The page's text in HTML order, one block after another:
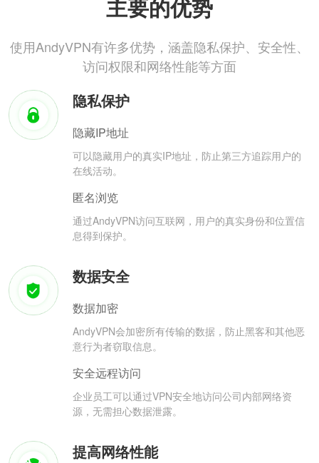
主要的优势
使用AndyVPN有许多优势，涵盖隐私保护、安全性、
访问权限和网络性能等方面
隐私保护
隐藏IP地址
可以隐藏用户的真实IP地址，防止第三方追踪用户的
在线活动。
匿名浏览
通过AndyVPN访问互联网，用户的真实身份和位置信
息得到保护。
数据安全
数据加密
AndyVPN会加密所有传输的数据，防止黑客和其他恶
意行为者窃取信息。
安全远程访问
企业员工可以通过VPN安全地访问公司内部网络资
源，无需担心数据泄露。
提高网络性能